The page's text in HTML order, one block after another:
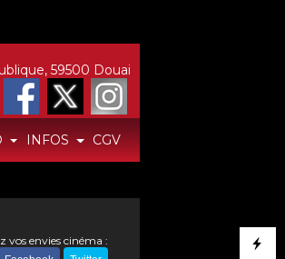
INFOS CGV
59500 Douai
vos envies cinéma :